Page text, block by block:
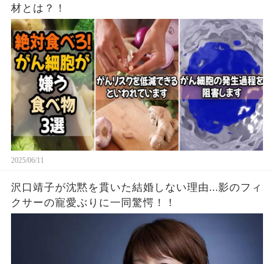
材とは？！
2025/06/11
沢口靖子が沈黙を貫いた結婚しない理由...影のフィ
クサーの寵愛ぶりに一同驚愕！！